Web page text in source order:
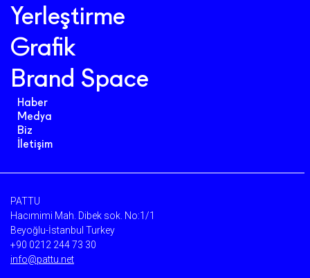
PATTU
Hacımimi Mah. Dibek sok. No:1/1
Beyoğlu-İstanbul Turkey
+90 0212 244 73 30
info@pattu.net
Yerleştirme
Grafik
Brand Space
Haber
Medya
Biz
İletişim